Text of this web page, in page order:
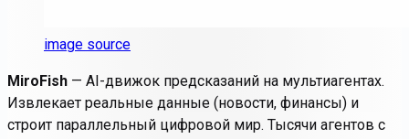
image source
MiroFish — AI-движок предсказаний на мультиагентах.
Извлекает реальные данные (новости, финансы) и
строит параллельный цифровой мир. Тысячи агентов с